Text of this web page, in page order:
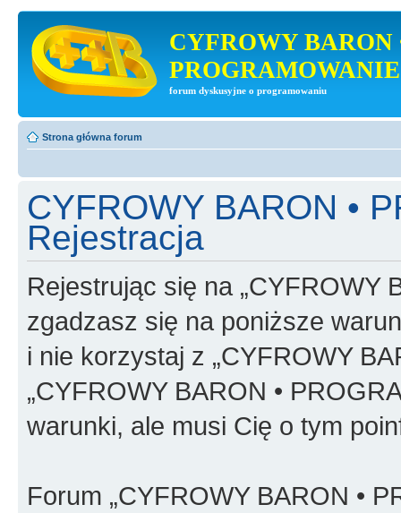
CYFROWY BARON
PROGRAMOWANIE
forum dyskusyjne o programowaniu
Strona główna forum
CYFROWY BARON •
Rejestracja
Rejestrując się na „CYFROWY
zgadzasz się na poniższe
i nie korzystaj z „CYFROWY
„CYFROWY BARON •
warunki, ale musi Cię o tym
Forum „CYFROWY BARON •